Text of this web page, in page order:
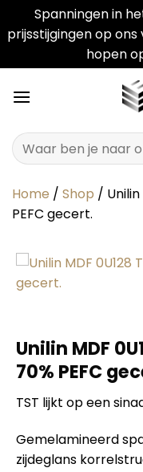
Spanningen in
prijsstijgingen op
hopen
naar
Zoeken
naar:
Home / Shop /
PEFC gecert.
Unilin MDF
70% PEFC
TST lijkt op een
Gemelamineerd
zijdeglans